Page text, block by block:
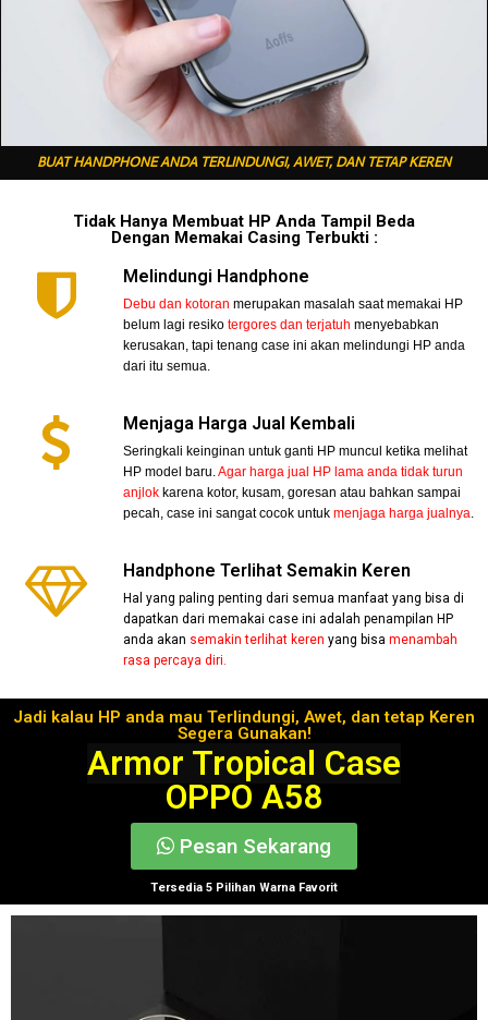
BUAT HANDPHONE ANDA TERLINDUNGI, AWET, DAN TETAP KEREN
Tidak Hanya Membuat HP Anda Tampil Beda
Dengan Memakai Casing Terbukti :
Melindungi Handphone
Debu dan kotoran merupakan masalah saat memakai HP
belum lagi resiko tergores dan terjatuh menyebabkan
kerusakan, tapi tenang case ini akan melindungi HP anda
dari itu semua.
Menjaga Harga Jual Kembali
Seringkali keinginan untuk ganti HP muncul ketika melihat
HP model baru.Agar harga jual HP lama anda tidak turun
anjlok karena kotor, kusam, goresan atau bahkan sampai
pecah, case ini sangat cocok untukmenjaga harga jualnya.
Handphone Terlihat Semakin Keren
Hal yang paling penting dari semua manfaat yang bisa di
dapatkan dari memakai case ini adalah penampilan HP
anda akan semakin terlihat keren yang bisamenambah
rasa percaya diri.
Jadi kalau HP anda mau Terlindungi, Awet, dan tetap Keren
Segera Gunakan!
Armor Tropical Case
OPPO A58
Pesan Sekarang
Tersedia 5 Pilihan Warna Favorit